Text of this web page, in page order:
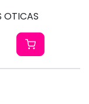
OTICAS